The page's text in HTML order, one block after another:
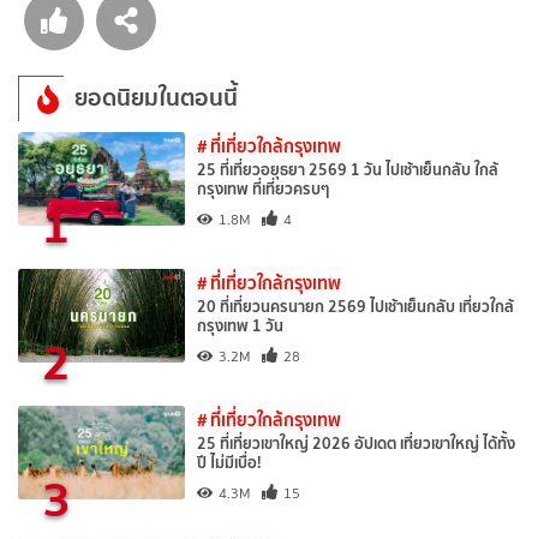
ยอดนิยมในตอนนี้
1
# ที่เที่ยวใกล้กรุงเทพ
25 ที่เที่ยวอยุธยา 2569 1 วัน ไปเช้าเย็นกลับ ใกล้
กรุงเทพ ที่เที่ยวครบๆ
1.8M 4
2
# ที่เที่ยวใกล้กรุงเทพ
20 ที่เที่ยวนครนายก 2569 ไปเช้าเย็นกลับ เที่ยวใกล้
กรุงเทพ 1 วัน
3.2M 28
3
# ที่เที่ยวใกล้กรุงเทพ
25 ที่เที่ยวเขาใหญ่ 2026 อัปเดต เที่ยวเขาใหญ่ ได้ทั้ง
ปี ไม่มีเบื่อ!
4.3M 15